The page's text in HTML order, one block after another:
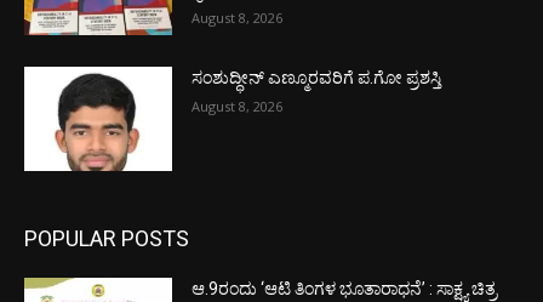
August 8, 2026
ಸಂಶುದ್ಧೀನ್ ಎಣ್ಮೂರವರಿಗೆ ಪ.ಗೋ ಪ್ರಶಸ್ತಿ
August 8, 2026
POPULAR POSTS
ಆ.9ರಂದು ‘ಆಟಿ ತಿಂಗಳ ಭೂತಾರಾಧನೆ’ : ಸಾಕ್ಷ್ಯ ಚಿತ್ರ